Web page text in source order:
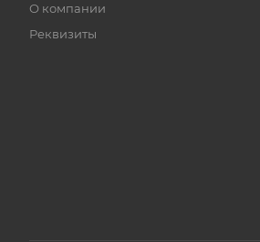
О компании
Реквизиты